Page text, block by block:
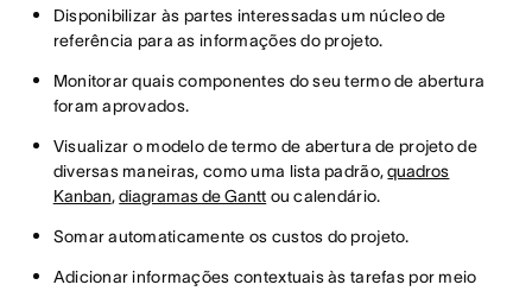
Disponibilizar às partes interessadas um núcleo de
referência para as informações do projeto.
Monitorar quais componentes do seu termo de abertura
foram aprovados.
Visualizar o modelo de termo de abertura de projeto de
diversas maneiras, como uma lista padrão,quadros
Kanban,diagramas de Gantt ou calendário.
Somar automaticamente os custos do projeto.
Adicionar informações contextuais às tarefas por meio